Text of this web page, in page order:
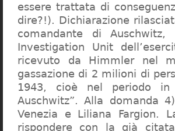
essere trattata di
dire?!). Dichiarazione
comandante di
Investigation Unit
ricevuto da Himmler nel
gassazione di 2 milioni di
1943, cioè nel periodo
Auschwitz”. Alla domanda
Venezia e Liliana Fargion.
rispondere con la già